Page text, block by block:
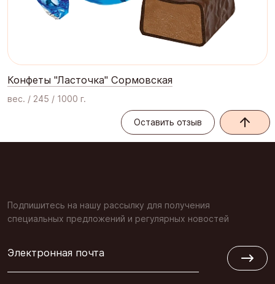
Конфеты "Ласточка" Сормовская
вес. / 245 / 1000 г.
Оставить отзыв
Подпишитесь на нашу рассылку для получения
специальных предложений и регулярных новостей
Электронная почта